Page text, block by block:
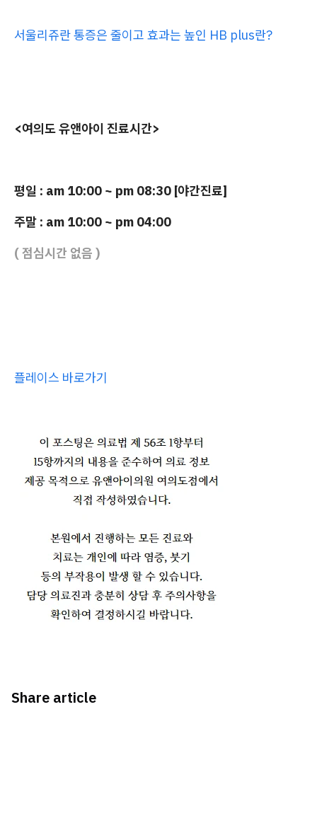
서울리쥬란 통증은 줄이고 효과는 높인 HB plus란?
<여의도 유앤아이 진료시간>
평일 : am 10:00 ~ pm 08:30 [야간진료]
주말 : am 10:00 ~ pm 04:00
( 점심시간 없음 )
플레이스 바로가기
Share article